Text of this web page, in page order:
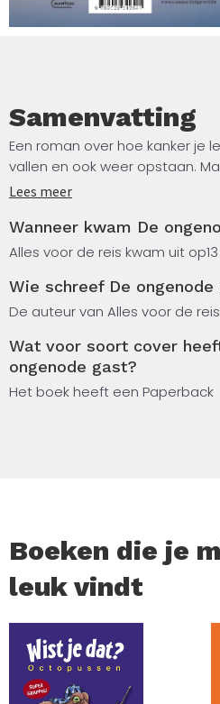
Samenvatting
Een roman over hoe kanker je
vallen en ook weer opstaan.
dan alleen maar ziek zijn: over
werkelijkheid onder de
op reis neemt naar een plek
hoogten.Een verhaal. Maar echt
Lees meer
Wanneer kwam De
Alles voor de reis kwam uit op
Wie schreef De ongenode
De auteur van Alles voor de
Wat voor soort cover
ongenode gast?
Het boek heeft een Paperback
Boeken die je
leuk vindt